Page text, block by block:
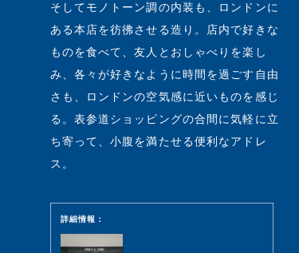
そしてモノトーン調の内装も、ロンドンに
ある本店を彷彿させる造り。店内で好きな
ものを食べて、友人とおしゃべりを楽し
み、各々が好きなように時間を過ごす自由
さも、ロンドンの空気感に近いものを感じ
る。表参道ショッピングの合間に気軽に立
ち寄って、小腹を満たせる便利なアドレ
ス。
詳細情報：